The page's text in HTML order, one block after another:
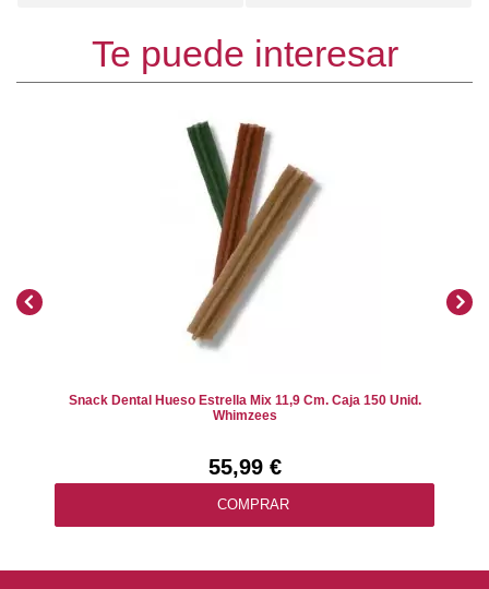
Te puede interesar
Snack Dental Hueso Estrella Mix 11,9 Cm. Caja 150 Unid.
Whimzees
55,99 €
COMPRAR